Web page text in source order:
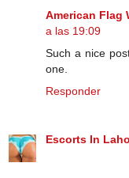
American Flag
a las 19:09
Such a nice
one.
Responder
Escorts In